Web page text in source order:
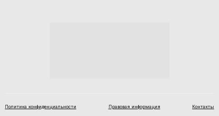
Политика конфиденциальности Правовая информация Контакты